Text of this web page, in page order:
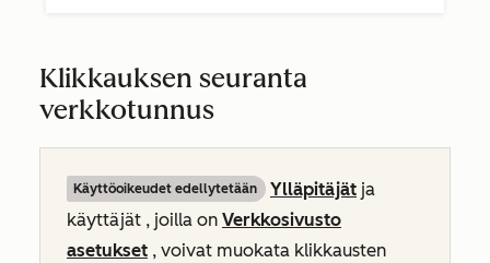
Klikkauksen seuranta
verkkotunnus
Käyttöoikeudet edellytetään Ylläpitäjät ja
käyttäjät , joilla on Verkkosivusto
asetukset , voivat muokata klikkausten